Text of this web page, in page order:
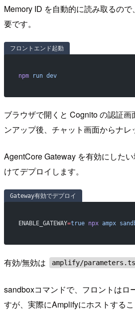
Memory ID を自動的に読み取るの
要です。
フロントエンド起動
npm run dev
ブラウザで開くと Cognito の認証画
ンアップ後、チャット画面からナレ
AgentCore Gateway を有効にした
けてデプロイします。
Gateway有効でデプロイ
ENABLE_GATEWAY=true npx ampx
有効/無効は amplify/parameters.ts
sandboxコマンドで、フロントはロ
すが、実際にAmplifyにホストする